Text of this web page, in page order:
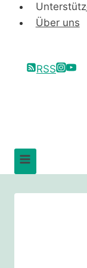
Über uns
RSS